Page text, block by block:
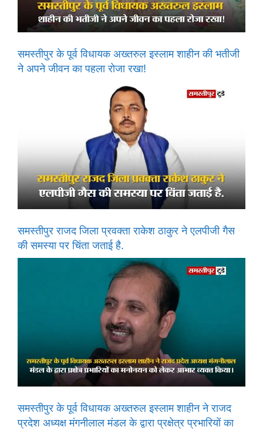
समस्तीपुर के पूर्व विधायक अख्तरुल इस्लाम शाहीन की भतीजी
ने अपने जीवन का पहला रोजा रखा!
समस्तीपुर राजद जिला प्रवक्ता राकेश ठाकुर ने एलपीजी गैस
की समस्या पर चिंता जताई है.
समस्तीपुर के पूर्व विधायक अख्तरुल इस्लाम शाहीन ने राजद
प्रदेश अध्यक्ष मंगनीलाल मंडल के द्वारा प्रक्षेत्र प्रभारियों का